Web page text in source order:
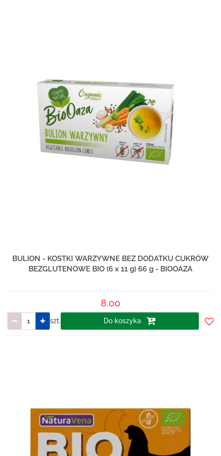
BULION - KOSTKI WARZYWNE BEZ DODATKU CUKRÓW
BEZGLUTENOWE BIO (6 x 11 g) 66 g - BIOOAZA
8.00
szt. Do koszyka